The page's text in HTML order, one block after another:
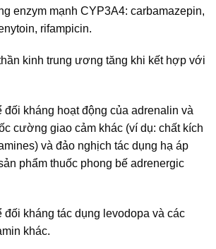
enzym mạnh CYP3A4: carbamazepin,
rifampicin.
kinh trung ương tăng khi kết hợp với
đối kháng hoạt động của adrenalin và
cường giao cảm khác (ví dụ: chất kích
và đảo nghịch tác dụng hạ áp
phẩm thuốc phong bế adrenergic
đối kháng tác dụng levodopa và các
khác.